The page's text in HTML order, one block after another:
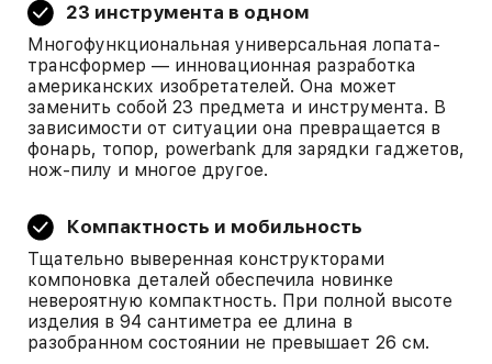
23 инструмента в одном
Многофункциональная универсальная лопата-
трансформер — инновационная разработка
американских изобретателей. Она может
заменить собой 23 предмета и инструмента. В
зависимости от ситуации она превращается в
фонарь, топор, powerbank для зарядки гаджетов,
нож-пилу и многое другое.
Компактность и мобильность
Тщательно выверенная конструкторами
компоновка деталей обеспечила новинке
невероятную компактность. При полной высоте
изделия в 94 сантиметра ее длина в
разобранном состоянии не превышает 26 см.